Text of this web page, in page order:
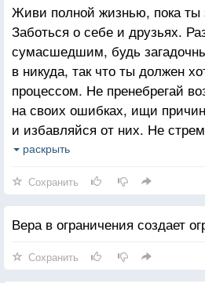
Живи полной жизнью, пока ты
Заботься о себе и друзьях.
сумасшедшим, будь
в никуда, так что ты должен
процессом. Не пренебрегай
на своих ошибках, ищи
и избавляйся от них. Не
совершенством, просто будь
раскрыть
Сохранить
Вера в ограничения создает
Сохранить